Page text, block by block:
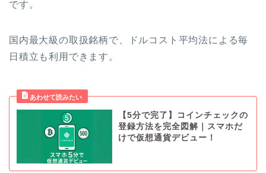
です。
国内最大級の取扱銘柄で、ドルコスト平均法による毎
日積立も利用できます。
【5分で完了】コインチェックの
登録方法を完全図解｜スマホだ
けで仮想通貨デビュー！